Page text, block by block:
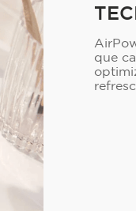
que